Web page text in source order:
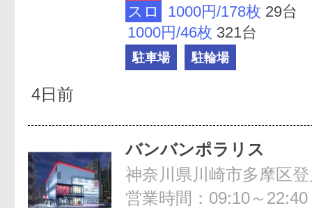
スロ
1000円/178枚 29台
1000円/46枚 321台
駐車場 駐輪場
4日前
バンバンポラリス
神奈川県川崎市多摩区
営業時間：09:10～22:40